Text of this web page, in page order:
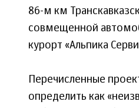
86-м км
совмещенной
курорт «Альпика
Перечисленные
определить как